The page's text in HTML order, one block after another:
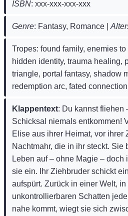
ISBN: xxx-xxx-xxx-xxx
Genre: Fantasy, Romance |
Tropes: found family, enemies
hidden identity, trauma healing,
triangle, portal fantasy, shadow
redemption arc, fated
Klappentext: Du kannst fliehen
Schicksal niemals entkommen!
Elise aus ihrer Heimat, vor ihrer
Nachtmahr, die in ihr steckt. Sie
Leben auf – ohne Magie – doch
sie ein. Ihr Ziehbruder schickt
aufspürt. Zurück in einer Welt, in
unkontrollierbaren Schatten
nahe kommt, wiegt sie sich